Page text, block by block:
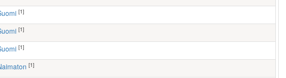
Suomi [1]
Suomi [1]
Suomi [1]
Naimaton [1]